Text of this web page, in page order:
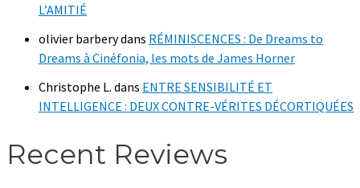
L’AMITIÉ
olivier barberydans RÉMINISCENCES : De Dreams to
Dreams à Cinéfonia, les mots de James Horner
Christophe L. dans ENTRE SENSIBILITÉ ET
INTELLIGENCE : DEUX CONTRE-VÉRITES DÉCORTIQUÉES
Recent Reviews